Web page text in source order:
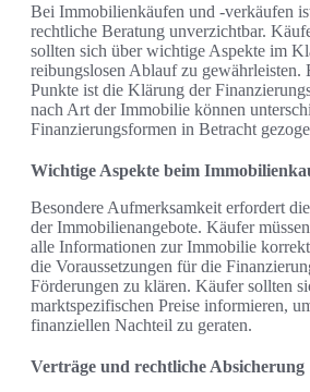
Bei Immobilienkäufen und -verkäufen
rechtliche Beratung unverzichtbar.
sollten sich über wichtige Aspekte im
reibungslosen Ablauf zu gewährleisten.
Punkte ist die Klärung der
nach Art der Immobilie können
Finanzierungsformen in Betracht
Wichtige Aspekte beim
Besondere Aufmerksamkeit erfordert
der Immobilienangebote. Käufer
alle Informationen zur Immobilie
die Voraussetzungen für die
Förderungen zu klären. Käufer sollten
marktspezifischen Preise informieren,
finanziellen Nachteil zu geraten.
Verträge und rechtliche Absicherung